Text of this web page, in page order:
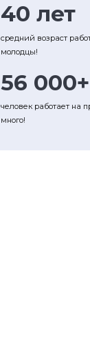
40 лет
средний возраст
молодцы!
56 000+
человек работает на
много!